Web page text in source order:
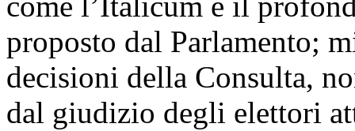
proposto dal Parlamento;
decisioni della Consulta,
dal giudizio degli elettori